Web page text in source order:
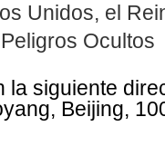
Unidos, el
Ocultos
la siguiente
Beijing,